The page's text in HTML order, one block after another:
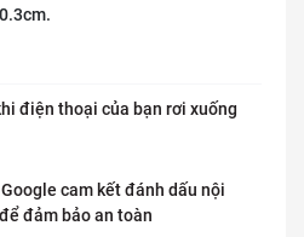
điện thoại của bạn rơi xuống
cam kết đánh dấu nội
đảm bảo an toàn